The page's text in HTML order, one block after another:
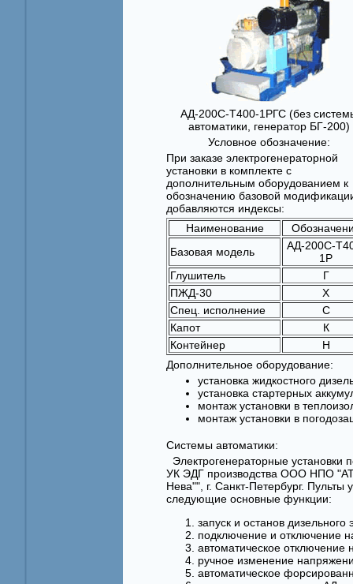
АД-200С-Т400-1РГС (без
автоматики, генератор БГ-200)
Условное обозначение:
При заказе электрогенераторной
установки в комплекте с
дополнительным оборудованием к
обозначению базовой
добавляются индексы:
Наименование
Базовая модель
АД-200С-
1Р
Глушитель
Г
ПЖД-30
Х
Спец. исполнение
С
Капот
К
Контейнер
Н
Дополнительное оборудование:
установка жидкостного
установка стартерных
монтаж установки в
монтаж установки в
Системы автоматики:
Электрогенераторные установки
УК ЭДГ производства ООО НПО
Нева"", г. Санкт-Петербург.
следующие основные функции:
запуск и останов дизельного
подключение и отключение
автоматическое отключение
ручное изменение
автоматическое